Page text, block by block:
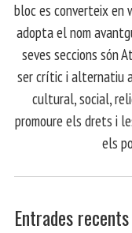
bloc es converteix en
adopta el nom
seves seccions són
ser crític i alternatiu
cultural, social,
promoure els drets i
els
Entrades recents